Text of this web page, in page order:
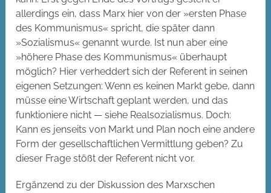
allerdings ein, dass Marx hier von der »ersten Phase
des Kommunismus« spricht, die später dann
»Sozialismus« genannt wurde. Ist nun aber eine
»höhere Phase des Kommunismus« überhaupt
möglich? Hier verheddert sich der Referent in seinen
eigenen Setzungen: Wenn es keinen Markt gebe, dann
müsse eine Wirtschaft geplant werden, und das
funktioniere nicht — siehe Realsozialismus. Doch:
Kann es jenseits von Markt und Plan noch eine andere
Form der gesellschaftlichen Vermittlung geben? Zu
dieser Frage stößt der Referent nicht vor.
Ergänzend zu der Diskussion des Marxschen